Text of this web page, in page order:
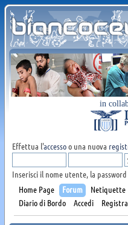
in
Effettua l'accessoo una nuova
Inserisci il nome utente, la
Home Page
Forum Netiquette
Diario di Bordo
Accedi